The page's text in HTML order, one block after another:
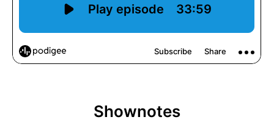
Shownotes